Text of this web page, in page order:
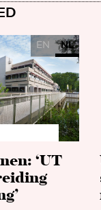
EN NL
‘UT